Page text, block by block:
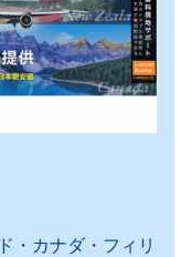
・カナダ・フィリ